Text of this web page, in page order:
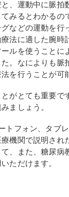
、運動中に脈拍
みるとわかるの
などの運動を行
法に適した腕時
ルを使うことに
。なによりも脈
を行うことが可
がとても重要で
ましょう。
フォン、タブ
機関で説明され
、また、糖尿病
ただけます。